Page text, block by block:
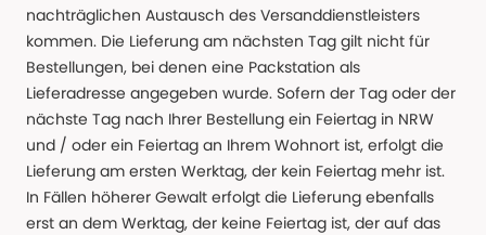
nachträglichen Austausch des Versanddienstleisters
kommen. Die Lieferung am nächsten Tag gilt nicht für
Bestellungen, bei denen eine Packstation als
Lieferadresse angegeben wurde. Sofern der Tag oder der
nächste Tag nach Ihrer Bestellung ein Feiertag in NRW
und / oder ein Feiertag an Ihrem Wohnort ist, erfolgt die
Lieferung am ersten Werktag, der kein Feiertag mehr ist.
In Fällen höherer Gewalt erfolgt die Lieferung ebenfalls
erst an dem Werktag, der keine Feiertag ist, der auf das